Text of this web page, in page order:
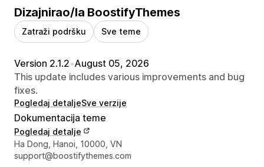
Dizajnirao/la BoostifyThemes
Zatraži podršku Sve teme
Version 2.1.2•August 05, 2026
This update includes various improvements and bug
fixes.
Pogledaj detaljeSve verzije
Dokumentacija teme
Pogledaj detalje
Podaci za kontakt dizajnera
Ha Dong, Hanoi, 10000, VN
support@boostifythemes.com